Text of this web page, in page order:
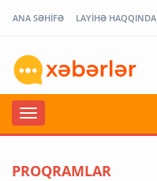
ANA SƏHİFƏ LAYİHƏ HAQQINDA
PROQRAMLAR